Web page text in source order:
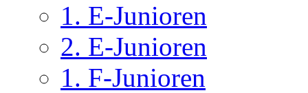
1. E-Junioren
2. E-Junioren
1. F-Junioren